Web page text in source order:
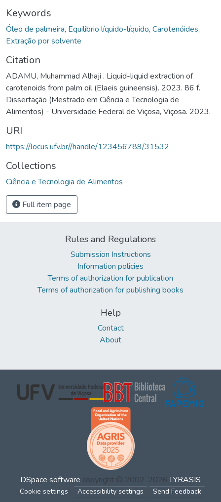
Keywords
Óleo de palmeira, Equilibrio líquido-líquido, Carotenóides,
Extração por solvente
Citation
ADAMU, Muhammad Alhaji . Liquid-liquid extraction of
carotenoids from palm oil (Elaeis guineensis). 2023. 86 f.
Dissertação (Mestrado em Ciência e Tecnologia de
Alimentos) - Universidade Federal de Viçosa, Viçosa. 2023.
URI
https://locus.ufv.br//handle/123456789/31532
Collections
Ciência e Tecnologia de Alimentos
Full item page
Rules and Regulations
Submission Instructions
Information policies
Terms of authorization for publication
Terms of authorization for publishing books
Help
Contact
About
DSpace software copyright © 2002-2026 LYRASIS
Cookie settings Accessibility settings Send Feedback